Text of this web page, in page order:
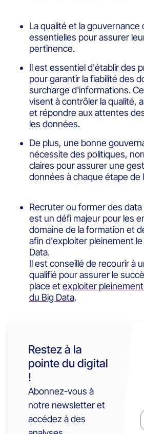
La qualité et la
essentielles pour assurer
pertinence.
Il est essentiel d'établir des
pour garantir la fiabilité des
surcharge d'informations.
visent à contrôler la qualité,
et répondre aux attentes
les données.
De plus, une bonne
nécessite des politiques,
claires pour assurer une
données à chaque étape de
Recruter ou former des
est un défi majeur pour les
domaine de la formation et
afin d'exploiter pleinement
Data.
Il est conseillé de recourir à
qualifié pour assurer le
place etexploiter
du Big Data.
Restez à la
pointe du digital
!
Abonnez-vous à
notre newsletter et
accédez à des